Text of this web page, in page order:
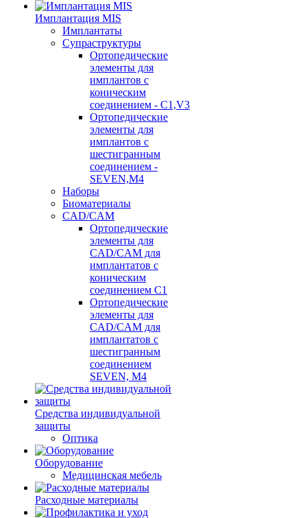
Имплантация MIS
Имплантаты
Супраструктуры
Ортопедические
элементы для
имплантов с
коническим
соединением - C1,V3
Ортопедические
элементы для
имплантов с
шестигранным
соединением -
SEVEN,M4
Наборы
Биоматериалы
CAD/CAM
Ортопедические
элементы для
CAD/CAM для
имплантатов с
коническим
соединением С1
Ортопедические
элементы для
CAD/CAM для
имплантатов с
шестигранным
соединением
SEVEN, М4
Средства индивидуальной
защиты
Оптика
Оборудование
Медицинская мебель
Расходные материалы